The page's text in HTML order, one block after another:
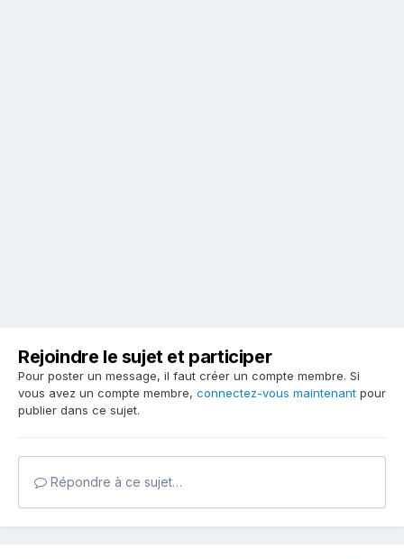
Rejoindre le sujet et participer
Pour poster un message, il faut créer un compte membre. Si
vous avez un compte membre, connectez-vous maintenant pour
publier dans ce sujet.
Répondre à ce sujet…